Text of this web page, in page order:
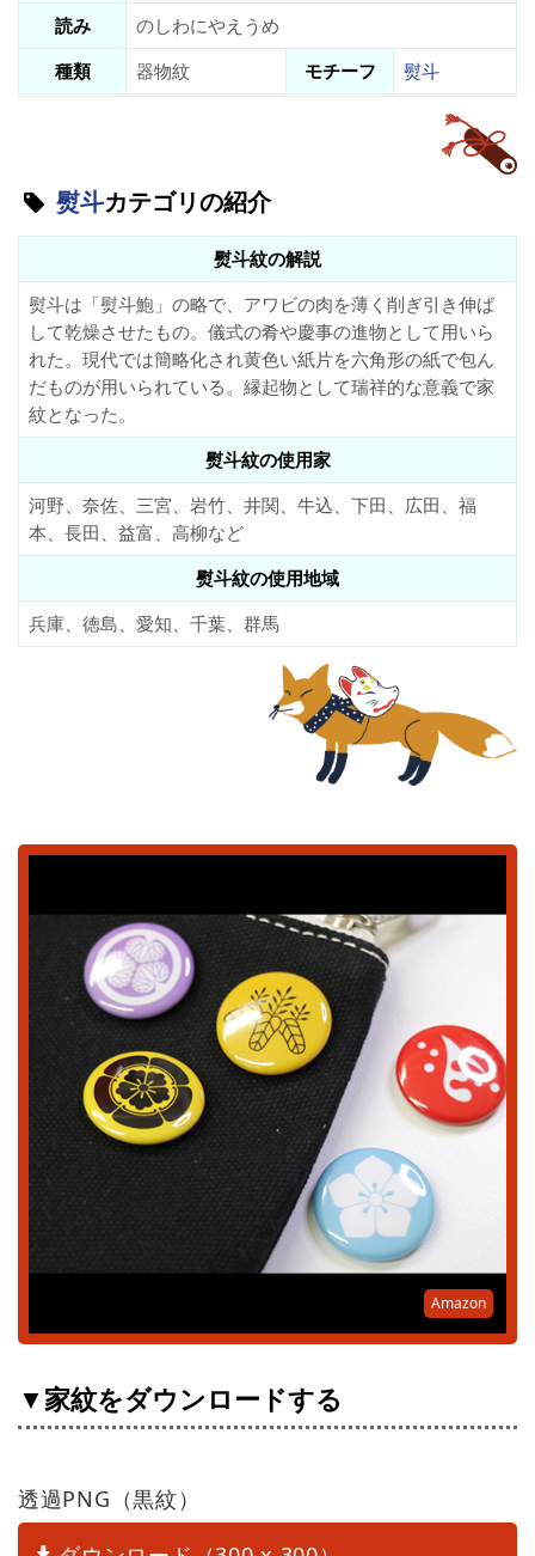
読み
のしわにやえうめ
種類
器物紋 モチーフ 熨斗
熨斗カテゴリの紹介
熨斗紋の解説
熨斗は「熨斗鮑」の略で、アワビの肉を薄く削ぎ引き伸ば
して乾燥させたもの。儀式の肴や慶事の進物として用いら
れた。現代では簡略化され黄色い紙片を六角形の紙で包ん
だものが用いられている。縁起物として瑞祥的な意義で家
紋となった。
熨斗紋の使用家
河野、奈佐、三宮、岩竹、井関、牛込、下田、広田、福
本、長田、益富、高柳など
熨斗紋の使用地域
兵庫、徳島、愛知、千葉、群馬
Amazon
▼家紋をダウンロードする
透過PNG（黒紋）